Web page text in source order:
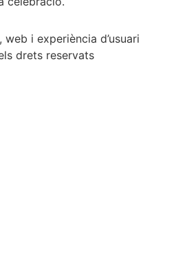
i experiència d’usuari
drets reservats